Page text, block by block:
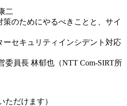
二
策のためにやるべきことと、サイ
キュリティインシデント対応
長 林郁也（NTT Com-SIRT所
だけます）